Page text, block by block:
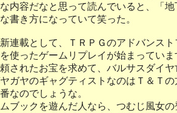
内容だなと思って読んでいると、「
書き方になっていて笑った。
連載として、ＴＲＰＧのアドバンス
使ったゲームリプレイが始まってい
されたお宝を求めて、バルサスダイ
ガヤのギャグティストなのはＴ＆Ｔ
なのでしょうな。
ブックを遊んだ人なら、つむじ風女